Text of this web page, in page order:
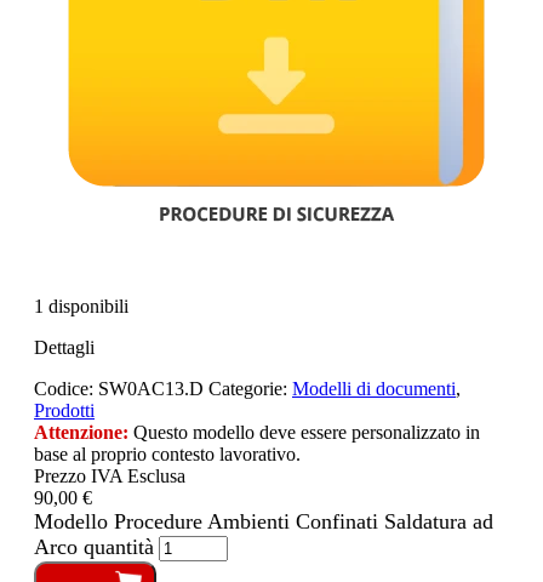
1 disponibili
Dettagli
Codice: SW0AC13.D Categorie: Modelli di documenti,
Prodotti
Attenzione: Questo modello deve essere personalizzato in
base al proprio contesto lavorativo.
Prezzo IVA Esclusa
90,00 €
Modello Procedure Ambienti Confinati Saldatura ad
Arco quantità